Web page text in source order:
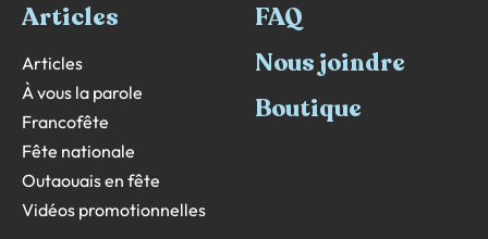
Articles
Articles
À vous la parole
Francofête
Fête nationale
Outaouais en fête
Vidéos promotionnelles
FAQ
Nous joindre
Boutique